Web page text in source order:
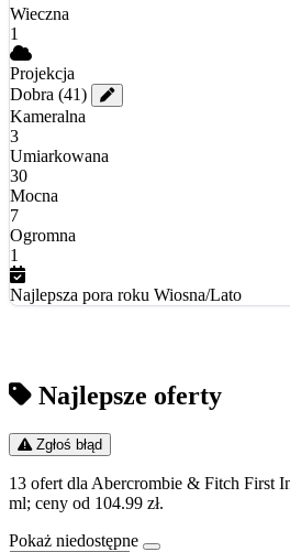
Wieczna
1
Projekcja
Dobra (41)
Kameralna
3
Umiarkowana
30
Mocna
7
Ogromna
1
Najlepsza pora roku Wiosna/Lato
Najlepsze oferty
Zgłoś błąd
13 ofert dla Abercrombie & Fitch First
ml; ceny od 104.99 zł.
Pokaż niedostępne